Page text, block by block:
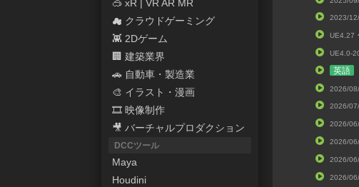
2023/
UE4.27
UE4.0-
英語
2026/
2026/
2026/
2026/
2026/
2026/
🥽 xR | VR AR MR
☁ クラウドゲーミング
👾 2Dゲーム
🏢 建築業界
🚗 自動車・製造業
🎨 イラスト・漫画
🎞 映像制作
🎥 バーチャルプロダクション
DCCツール
Maya
Houdini